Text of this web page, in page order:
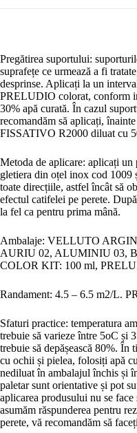
Pregătirea suportului:
suprafețe ce urmează a fi
desprinse. Aplicați la un
PRELUDIO colorat, conform
30% apă curată. În cazul
recomandăm să aplicați,
FISSATIVO R2000 diluat cu
Metoda de aplicare: aplicați
gletiera din oțel inox cod
toate direcțiile, astfel încât să
efectul catifelei pe perete.
la fel ca pentru prima mână.
Ambalaje: VELLUTO
AURIU 02, ALUMINIU 03,
COLOR KIT: 100 ml,
Randament: 4.5 – 6.5 m2/L.
Sfaturi practice: temperatura
trebuie să varieze între 5oC și
trebuie să depășească 80%.
cu ochii și pielea, folosiți apă
nediluat în ambalajul închis și
paletar sunt orientative și pot
aplicarea produsului nu se
asumăm răspunderea pentru
perete, vă recomandăm să